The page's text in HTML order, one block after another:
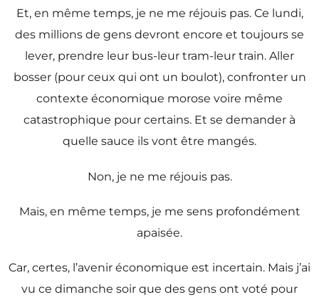
Et, en même temps, je ne me réjouis pas. Ce lundi,
des millions de gens devront encore et toujours se
lever, prendre leur bus-leur tram-leur train. Aller
bosser (pour ceux qui ont un boulot), confronter un
contexte économique morose voire même
catastrophique pour certains. Et se demander à
quelle sauce ils vont être mangés.
Non, je ne me réjouis pas.
Mais, en même temps, je me sens profondément
apaisée.
Car, certes, l’avenir économique est incertain. Mais j’ai
vu ce dimanche soir que des gens ont voté pour